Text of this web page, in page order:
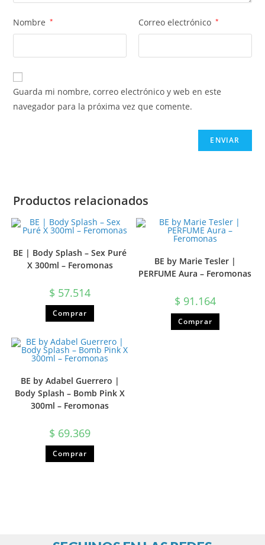
Nombre * Correo electrónico *
Guarda mi nombre, correo electrónico y web en este
navegador para la próxima vez que comente.
Productos relacionados
BE | Body Splash – Sex Puré
X 300ml – Feromonas
$ 57.514
Comprar
BE by Marie Tesler |
PERFUME Aura – Feromonas
$ 91.164
Comprar
BE by Adabel Guerrero |
Body Splash – Bomb Pink X
300ml – Feromonas
$ 69.369
Comprar